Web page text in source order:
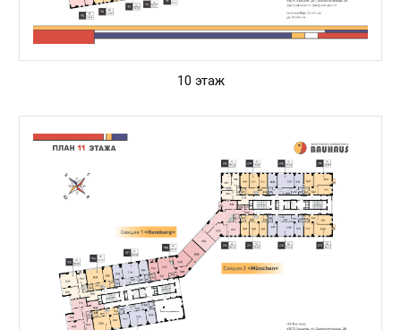
10 этаж